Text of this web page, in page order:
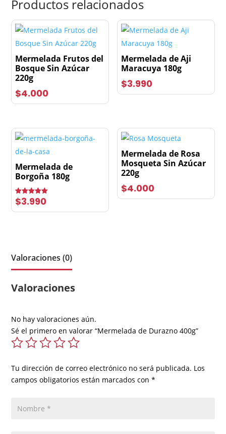
Productos relacionados
Mermelada Frutos del
Bosque Sin Azúcar
220g
$4.000
Mermelada de Aji
Maracuya 180g
$3.990
Mermelada de
Borgoña 180g
Valorado
con
5.00
$3.990
Mermelada de Rosa
Mosqueta Sin Azúcar
220g
$4.000
Valoraciones (0)
Valoraciones
No hay valoraciones aún.
Sé el primero en valorar “Mermelada de Durazno 400g”
Tu dirección de correo electrónico no será publicada. Los
campos obligatorios están marcados con*